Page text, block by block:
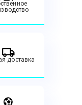
доставка